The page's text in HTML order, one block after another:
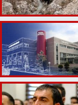
TEKNOLOJİ
Turizm
VAN'DA
Vasıta